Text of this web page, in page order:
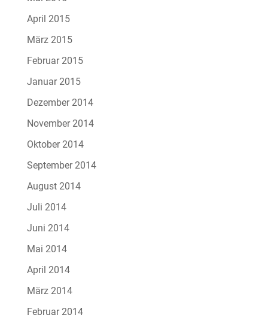
April 2015
März 2015
Februar 2015
Januar 2015
Dezember 2014
November 2014
Oktober 2014
September 2014
August 2014
Juli 2014
Juni 2014
Mai 2014
April 2014
März 2014
Februar 2014